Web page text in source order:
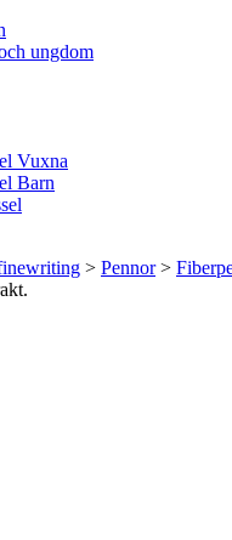
ungdom
Vuxna
Barn
> Pennor>